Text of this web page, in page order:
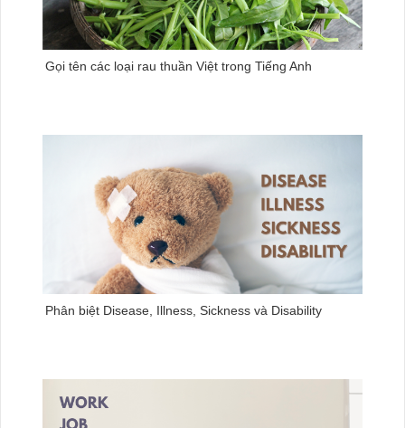
Gọi tên các loại rau thuần Việt trong Tiếng Anh
Phân biệt Disease, Illness, Sickness và Disability